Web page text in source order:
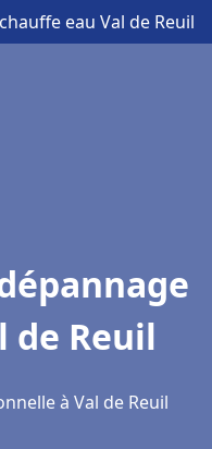
eau Val de Reuil
de Reuil
à Val de Reuil